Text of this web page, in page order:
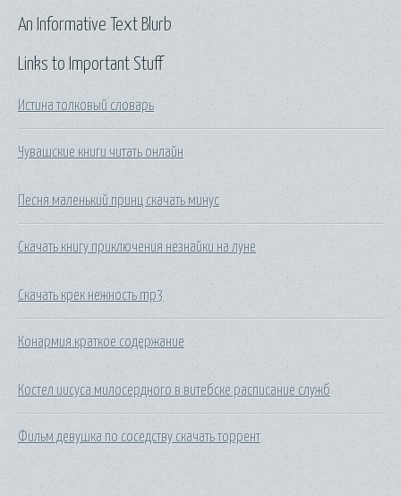
Links to Important Stuff
Истина толковый словарь
Чувашские книги читать онлайн
Песня маленький принц скачать минус
Скачать книгу приключения незнайки на луне
Скачать крек нежность mp3
Конармия краткое содержание
Костел иисуса милосердного в витебске расписание служб
Фильм девушка по соседству скачать торрент
An Informative Text Blurb